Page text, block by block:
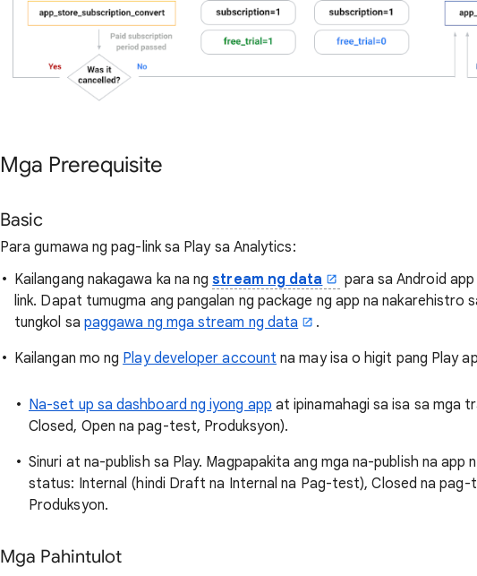
Mga Prerequisite
Basic
Para gumawa ng pag-link sa Play sa Analytics:
Kailangang nakagawa ka na ngstream ng data
para sa Android
link. Dapat tumugma ang pangalan ng package ng app na nakarehistro
tungkol sa paggawa ng mga stream ng data
.
Kailangan mo ng Play developer account na may isa o higit pang Play
Na-set up sa dashboard ng iyong app at ipinamahagi sa isa sa mga
Closed, Open na pag-test, Produksyon).
Sinuri at na-publish sa Play. Magpapakita ang mga na-publish na app
status: Internal (hindi Draft na Internal na Pag-test), Closed na
Produksyon.
Mga Pahintulot